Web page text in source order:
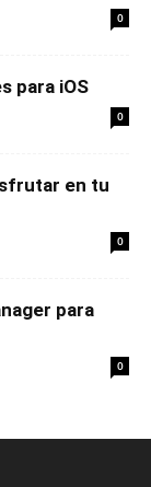
0
para iOS
0
en tu
0
para
0